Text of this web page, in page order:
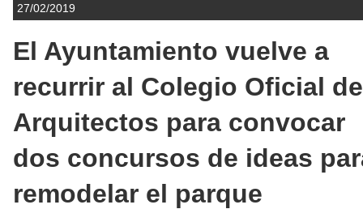
27/02/2019
El Ayuntamiento vuelve a
recurrir al Colegio Oficial de
Arquitectos para convocar
dos concursos de ideas
remodelar el parque